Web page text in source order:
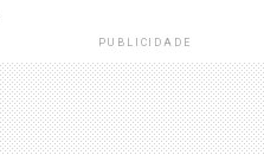
PUBLICIDADE